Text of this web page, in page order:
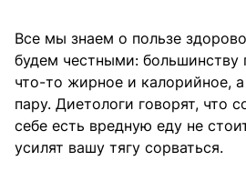
Все мы знаем о пользе
будем честными: большинству
что-то жирное и калорийное,
пару. Диетологи говорят, что
себе есть вредную еду не
усилят вашу тягу сорваться.